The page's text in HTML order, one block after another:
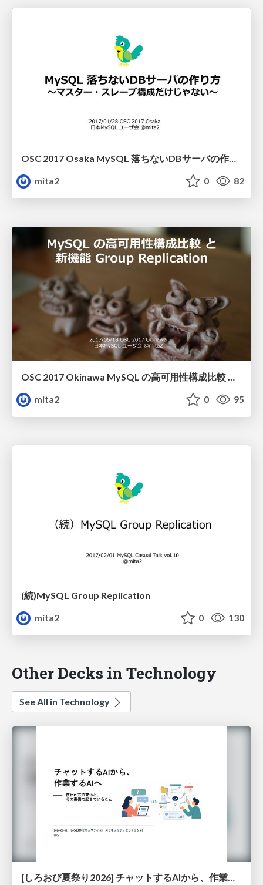
mita2
0 82
OSC 2017 Okinawa MySQL の高可用性構成比較 と新機能 Group Replication
mita2
0 95
(続)MySQL Group Replication
mita2
0 130
Other Decks in Technology
See All in Technology